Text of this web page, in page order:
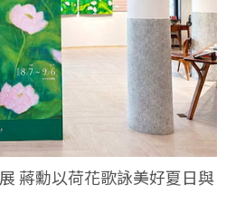
蔣勳以荷花歌詠美好夏日與